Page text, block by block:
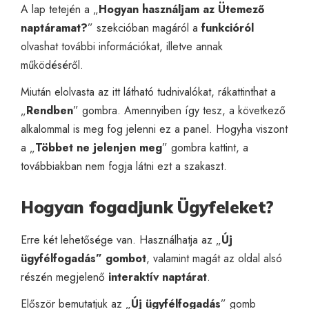
A lap tetején a „Hogyan használjam az Ütemező
naptáramat?” szekcióban magáról a funkcióról
olvashat további információkat, illetve annak
működéséről.
Miután elolvasta az itt látható tudnivalókat, rákattinthat a
„Rendben” gombra. Amennyiben így tesz, a következő
alkalommal is meg fog jelenni ez a panel. Hogyha viszont
a „Többet ne jelenjen meg” gombra kattint, a
továbbiakban nem fogja látni ezt a szakaszt.
Hogyan fogadjunk Ügyfeleket?
Erre két lehetősége van. Használhatja az „Új
ügyfélfogadás” gombot, valamint magát az oldal alsó
részén megjelenő interaktív naptárat.
Először bemutatjuk az „Új ügyfélfogadás” gomb